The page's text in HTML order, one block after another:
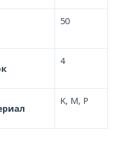
50
4
K, M, P